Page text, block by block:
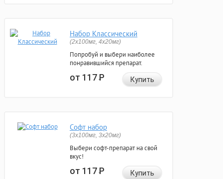
Набор Классический
(2x100мг, 4x20мг)
Попробуй и выбери наиболее
понравившийся препарат.
от 117Р Купить
Софт набор
(3x100мг, 3x20мг)
Выбери софт-препарат на свой
вкус!
от 117Р Купить